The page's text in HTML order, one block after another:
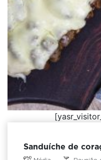
Sanduíche de